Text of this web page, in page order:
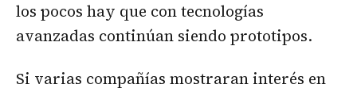
los pocos hay que con tecnologías
avanzadas continúan siendo prototipos.
Si varias compañías mostraran interés en